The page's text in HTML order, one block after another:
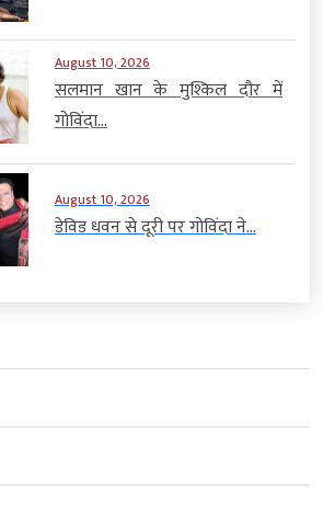
August 10, 2026
सलमान खान के मुश्किल दौर में
गोविंदा...
August 10, 2026
डेविड धवन से दूरी पर गोविंदा ने...